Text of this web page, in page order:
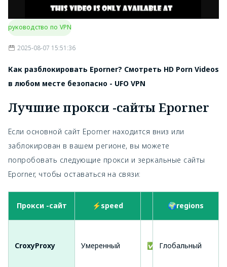
руководство по VPN
2025-08-07 15:51:36
Как разблокировать Eporner? Смотреть HD Porn Videos
в любом месте безопасно - UFO VPN
Лучшие прокси -сайты Eporner
Если основной сайт Eporner находится вниз или
заблокирован в вашем регионе, вы можете
попробовать следующие прокси и зеркальные сайты
Eporner, чтобы оставаться на связи:
Прокси -сайт ⚡speed 🔒https
🌍regions
CroxyProxy Умеренный ✅ ДаГлобальный